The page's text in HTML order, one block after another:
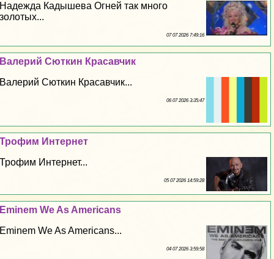
Надежда Кадышева Огней так много
золотых...
07 07 2026 7:49:16
Валерий Сюткин Красавчик
Валерий Сюткин Красавчик...
06 07 2026 3:35:47
Трофим Интернет
Трофим Интернет...
05 07 2026 14:59:28
Eminem We As Americans
Eminem We As Americans...
04 07 2026 3:59:58